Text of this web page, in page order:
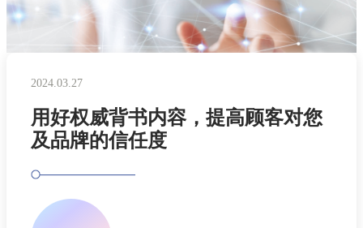
2024.03.27
用好权威背书内容，提高顾客对您
及品牌的信任度